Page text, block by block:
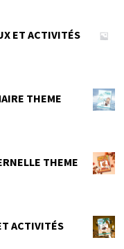
ET ACTIVITÉS
THEME
THEME
ACTIVITÉS